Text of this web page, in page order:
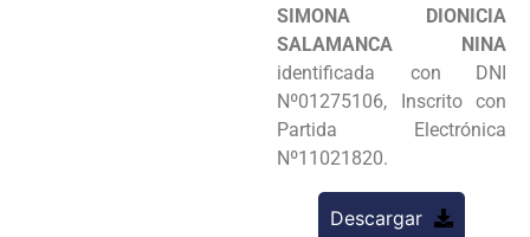
SIMONA DIONICIA
SALAMANCA NINA
identificada con DNI
Nº01275106, Inscrito con
Partida Electrónica
Nº11021820.
Descargar